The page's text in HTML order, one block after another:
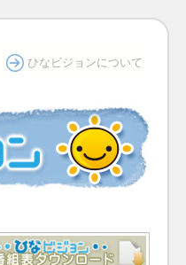
ひなビジョンについて